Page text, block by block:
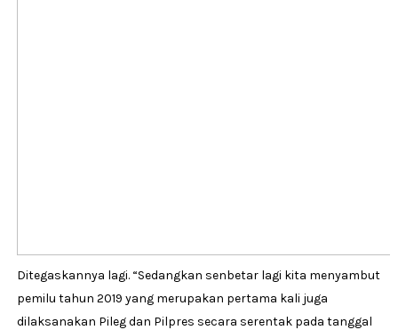
Ditegaskannya lagi. “Sedangkan senbetar lagi kita menyambut
pemilu tahun 2019 yang merupakan pertama kali juga
dilaksanakan Pileg dan Pilpres secara serentak pada tanggal